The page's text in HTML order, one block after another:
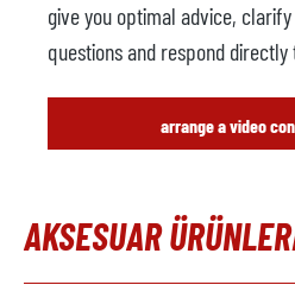
give you optimal advice,
questions and respond directly
arrange a video
AKSESUAR